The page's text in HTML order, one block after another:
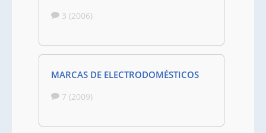
3 (2006)
MARCAS DE ELECTRODOMÉSTICOS
7 (2009)